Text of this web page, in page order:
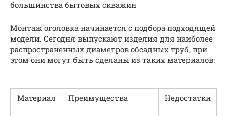
большинства бытовых скважин
Монтаж оголовка начинается с подбора подходящей
модели. Сегодня выпускают изделия для наиболее
распространенных диаметров обсадных труб, при
этом они могут быть сделаны из таких материалов:
Материал Преимущества Недостатки